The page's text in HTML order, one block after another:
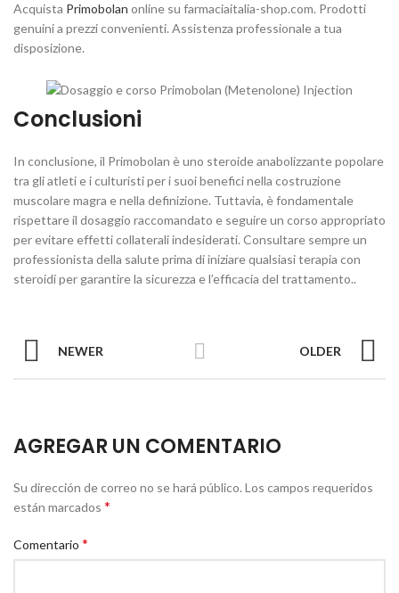
Acquista Primobolan online su farmaciaitalia-shop.com. Prodotti
genuini a prezzi convenienti. Assistenza professionale a tua
disposizione.
Conclusioni
In conclusione, il Primobolan è uno steroide anabolizzante popolare
tra gli atleti e i culturisti per i suoi benefici nella costruzione
muscolare magra e nella definizione. Tuttavia, è fondamentale
rispettare il dosaggio raccomandato e seguire un corso appropriato
per evitare effetti collaterali indesiderati. Consultare sempre un
professionista della salute prima di iniziare qualsiasi terapia con
steroidi per garantire la sicurezza e l’efficacia del trattamento..
NEWER OLDER
AGREGAR UN COMENTARIO
Su dirección de correo no se hará público. Los campos requeridos
están marcados *
Comentario *